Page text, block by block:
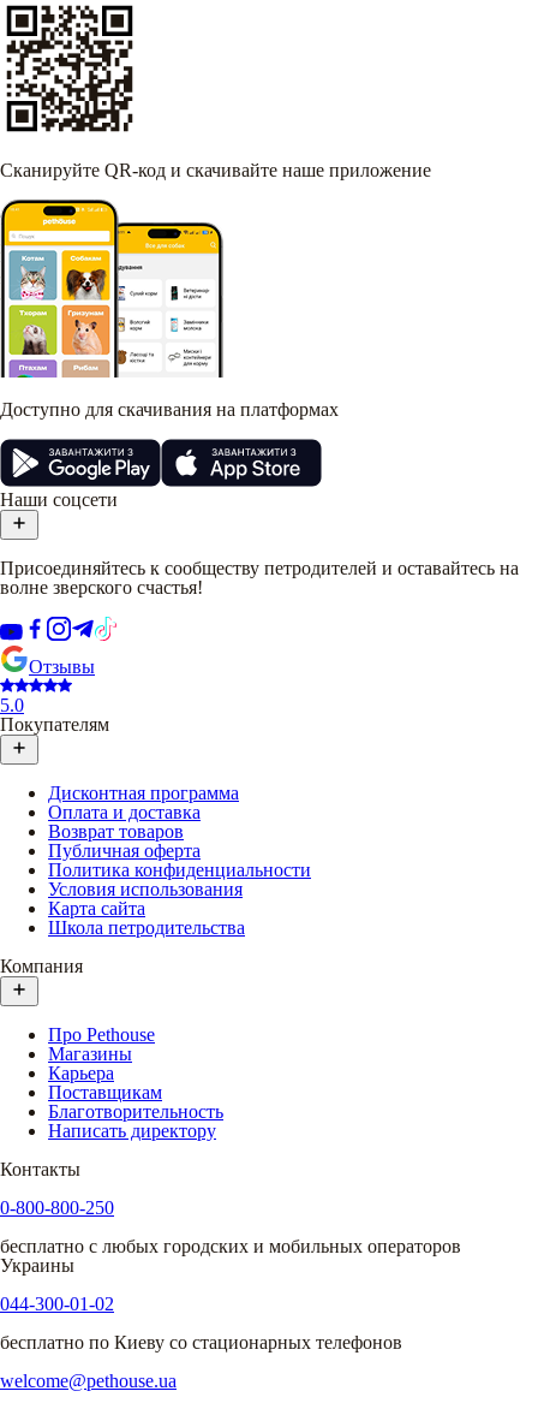
Сканируйте QR-код и скачивайте наше приложение
Доступно для скачивания на платформах
Наши соцсети
Присоединяйтесь к сообществу петродителей и оставайтесь на
волне зверского счастья!
Отзывы
5.0
Покупателям
Дисконтная программа
Оплата и доставка
Возврат товаров
Публичная оферта
Политика конфиденциальности
Условия использования
Карта сайта
Школа петродительства
Компания
Про Pethouse
Магазины
Карьера
Поставщикам
Благотворительность
Написать директору
Контакты
0-800-800-250
бесплатно с любых городских и мобильных операторов
Украины
044-300-01-02
бесплатно по Киеву со стационарных телефонов
welcome@pethouse.ua